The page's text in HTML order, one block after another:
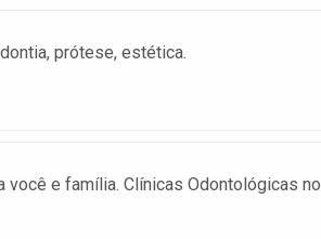
prótese, estética.
você e família. Clínicas Odontológicas no